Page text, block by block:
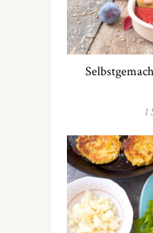
1